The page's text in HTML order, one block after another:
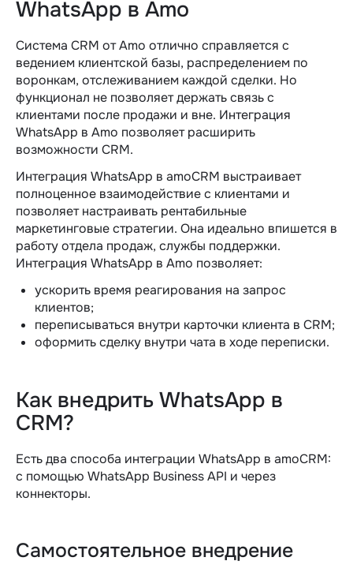
WhatsApp в Amo
Система CRM от Amo отлично справляется с
ведением клиентской базы, распределением по
воронкам, отслеживанием каждой сделки. Но
функционал не позволяет держать связь с
клиентами после продажи и вне. Интеграция
WhatsApp в Amo позволяет расширить
возможности CRM.
Интеграция WhatsApp в amoCRM выстраивает
полноценное взаимодействие с клиентами и
позволяет настраивать рентабильные
маркетинговые стратегии. Она идеально впишется в
работу отдела продаж, службы поддержки.
Интеграция WhatsApp в Amo позволяет:
ускорить время реагирования на запрос
клиентов;
переписываться внутри карточки клиента в CRM;
оформить сделку внутри чата в ходе переписки.
Как внедрить WhatsApp в
CRM?
Есть два способа интеграции WhatsApp в amoCRM:
с помощью WhatsApp Business API и через
коннекторы.
Самостоятельное внедрение